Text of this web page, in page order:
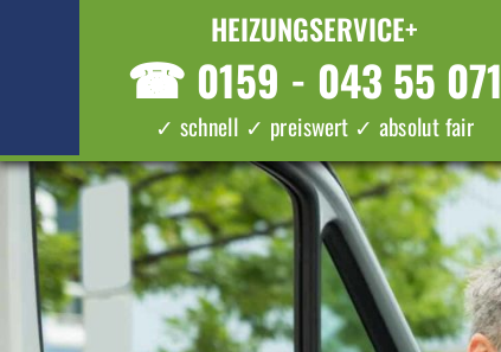
HEIZUNGSERVICE+
☎ 0159 - 043 55 071
✓ schnell ✓ preiswert ✓ absolut fair